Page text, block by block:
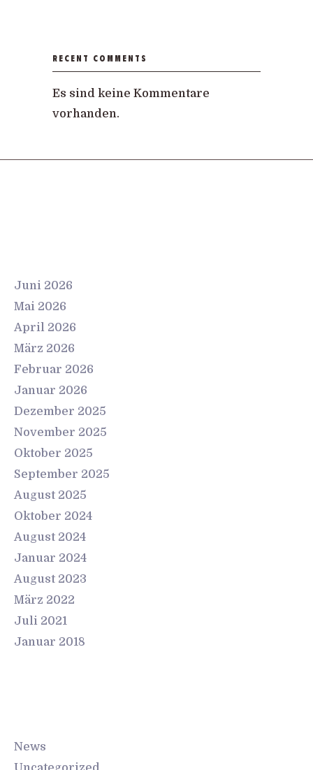
RECENT COMMENTS
Es sind keine Kommentare
vorhanden.
Juni 2026
Mai 2026
April 2026
März 2026
Februar 2026
Januar 2026
Dezember 2025
November 2025
Oktober 2025
September 2025
August 2025
Oktober 2024
August 2024
Januar 2024
August 2023
März 2022
Juli 2021
Januar 2018
News